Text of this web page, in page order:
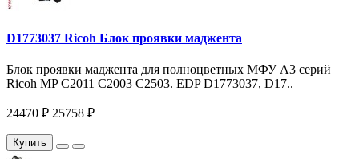
D1773037 Ricoh Блок проявки маджента
Блок проявки маджента для полноцветных МФУ A3 серий
Ricoh MP C2011 C2003 С2503. EDP D1773037, D17..
24470 ₽ 25758 ₽
Купить